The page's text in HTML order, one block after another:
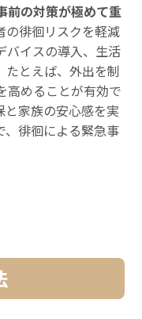
前の対策が極めて重
の徘徊リスクを軽減
バイスの導入、生活
たとえば、外出を制
高めることが有効で
と家族の安心感を実
、徘徊による緊急事